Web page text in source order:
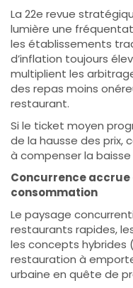
La 22e revue
lumière une
les établissements
d’inflation toujours
multiplient les
des repas moins
restaurant.
Si le ticket moyen
de la hausse des
à compenser la
Concurrence accrue
consommation
Le paysage
restaurants rapides,
les concepts hybrides
restauration à
urbaine en quête de